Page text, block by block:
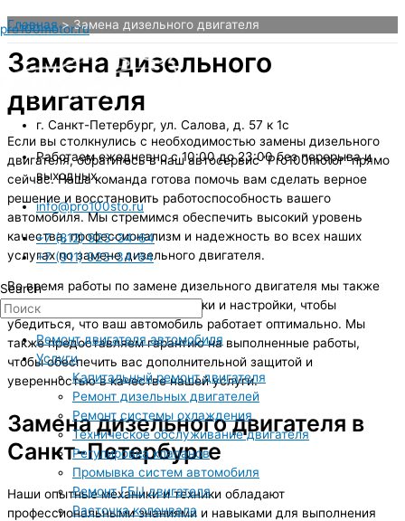
Перейти
к
содержимому
pro100motor.ru
г. Санкт-Петербург, ул. Салова, д. 57 к 1с
Работаем ежедневно с 10:00 до 23:00 без перерыва и
выходных
info@pro100sto.ru
+7 (812) 923-34-64
+7 (911) 923-34-64
Search
Ремонт двигателя автомобиля
Услуги
Капитальный ремонт двигателя
Ремонт дизельных двигателей
Ремонт системы охлаждения
Техническое обслуживание двигателя
Регулировка клапанов
Промывка систем автомобиля
Ремонт ГБЦ двигателя
Расточка коленвала
Главная Замена дизельного двигателя
Замена дизельного
двигателя
Если вы столкнулись с необходимостью замены дизельного
двигателя, обратитесь в наш автосервис “Pro100motor” прямо
сейчас. Наша команда готова помочь вам сделать верное
решение и восстановить работоспособность вашего
автомобиля. Мы стремимся обеспечить высокий уровень
качества, профессионализм и надежность во всех наших
услугах по замене дизельного двигателя.
Во время работы по замене дизельного двигателя мы также
проводим необходимые проверки и настройки, чтобы
убедиться, что ваш автомобиль работает оптимально. Мы
также предоставляем гарантию на выполненные работы,
чтобы обеспечить вас дополнительной защитой и
уверенностью в качестве нашей услуги.
Замена дизельного двигателя в
Санкт-Петербурге
Наши опытные механики и техники обладают
профессиональными знаниями и навыками для выполнения